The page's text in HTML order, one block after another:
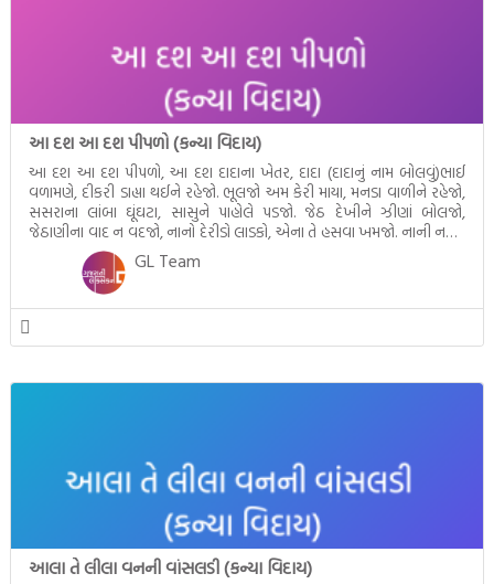
આ દશ આ દશ પીપળો (કન્યા વિદાય)
આ દશ આ દશ પીપળો, આ દશ દાદાના ખેતર, દાદા (દાદાનું નામ બોલવું)ભાઈ
વળામણે, દીકરી ડાહ્યા થઈને રહેજો. ભૂલજો અમ કેરી માયા, મનડા વાળીને રહેજો,
સસરાના લાંબા ઘૂંઘટા, સાસુને પાહોલે પડજો. જેઠ દેખીને ઝીણાં બોલજો,
જેઠાણીના વાદ ન વદજો, નાનો દેરીડો લાડકો, એના તે હસવા ખમજો. નાની નણંદ
જાશે સાસરે, એના માથા રે ગૂંથજો, માથા […]
GL Team
આલા તે લીલા વનની વાંસલડી (કન્યા વિદાય)